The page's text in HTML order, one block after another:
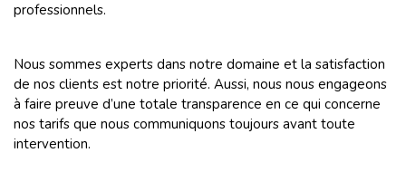
professionnels.
Nous sommes experts dans notre domaine et la satisfaction
de nos clients est notre priorité. Aussi, nous nous engageons
à faire preuve d’une totale transparence en ce qui concerne
nos tarifs que nous communiquons toujours avant toute
intervention.